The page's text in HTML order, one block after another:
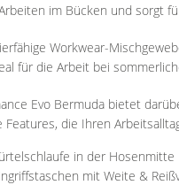
im Bücken und sorgt
Workwear-
für die Arbeit bei
Evo Bermuda bietet
Features, die Ihren
in der Hosenmitte
mit Weite &